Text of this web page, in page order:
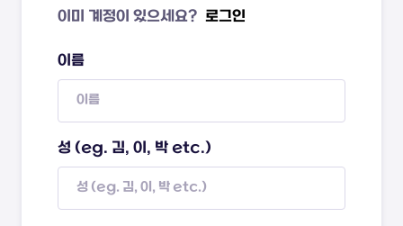
이미 계정이 있으세요? 로그인
이름
성 (eg. 김, 이, 박 etc.)